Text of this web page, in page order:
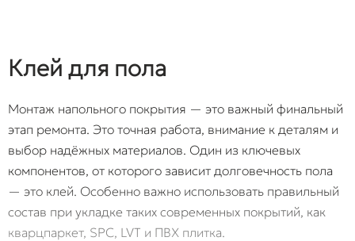
Клей для пола
Монтаж напольного покрытия — это важный финальный
этап ремонта. Это точная работа, внимание к деталям и
выбор надёжных материалов. Один из ключевых
компонентов, от которого зависит долговечность пола
— это клей. Особенно важно использовать правильный
состав при укладке таких современных покрытий, как
кварцпаркет, SPC, LVT и ПВХ плитка.